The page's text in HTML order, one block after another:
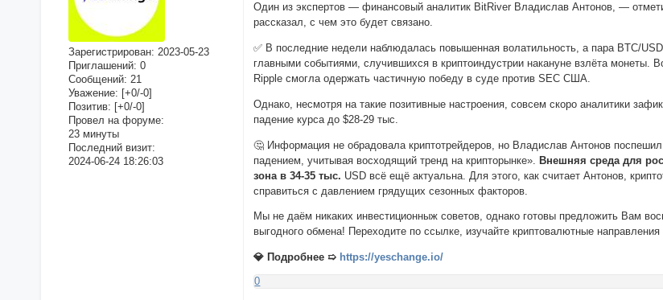
Зарегистрирован: 2023-05-23
Приглашений: 0
Сообщений: 21
Уважение: [+0/-0]
Позитив: [+0/-0]
Провел на форуме:
23 минуты
Последний визит:
2024-06-24 18:26:03
Один из экспертов — финансовый аналитик BitRiver Владислав Антонов, —
рассказал, с чем это будет связано.
✅ В последние недели наблюдалась повышенная волатильность, а пара BTC/
главными событиями, случившихся в криптоиндустрии накануне взлёта
Ripple смогла одержать частичную победу в суде против SEC США.
Однако, несмотря на такие позитивные настроения, совсем скоро аналитики
падение курса до $28-29 тыс.
🤔 Информация не обрадовала криптотрейдеров, но Владислав Антонов
падением, учитывая восходящий тренд на крипторынке».Внешняя среда для
зона в 34-35 тыс. USD всё ещё актуальна. Для этого, как считает Антонов,
справиться с давлением грядущих сезонных факторов.
Мы не даём никаких инвестиционныж советов, однако готовы предложить Вам
выгодного обмена! Переходите по ссылке, изучайте криптовалютные
💎 Подробнее ➯ https://yeschange.io/
0